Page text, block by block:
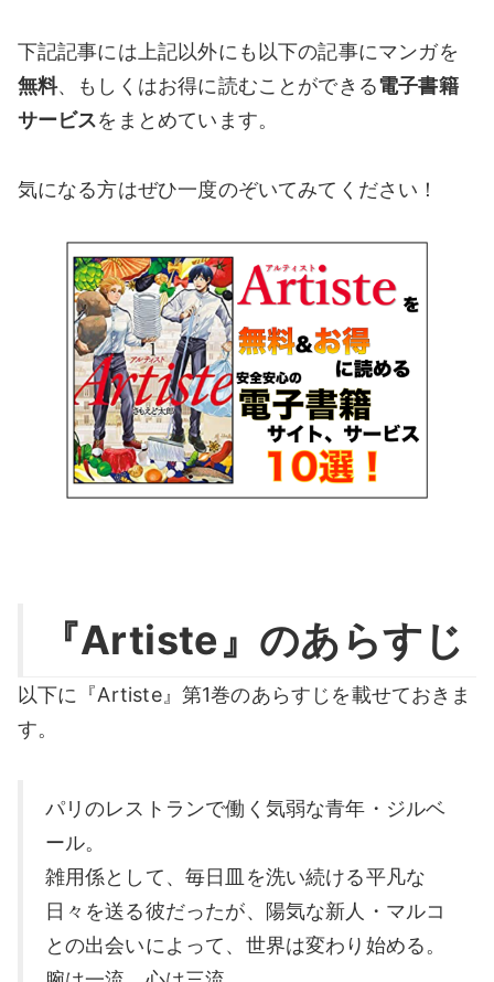
下記記事には上記以外にも以下の記事にマンガを
無料、もしくはお得に読むことができる電子書籍
サービスをまとめています。
気になる方はぜひ一度のぞいてみてください！
『Artiste』のあらすじ
以下に『Artiste』第1巻のあらすじを載せておきま
す。
パリのレストランで働く気弱な青年・ジルベ
ール。
雑用係として、毎日皿を洗い続ける平凡な
日々を送る彼だったが、陽気な新人・マルコ
との出会いによって、世界は変わり始める。